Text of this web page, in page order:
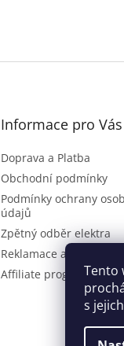
Tento
s
Informace pro Vás
Doprava a Platba
Obchodní podmínky
Podmínky ochrany
údajů
Zpětný odběr elektra
Reklamace a vrácení
Affiliate program